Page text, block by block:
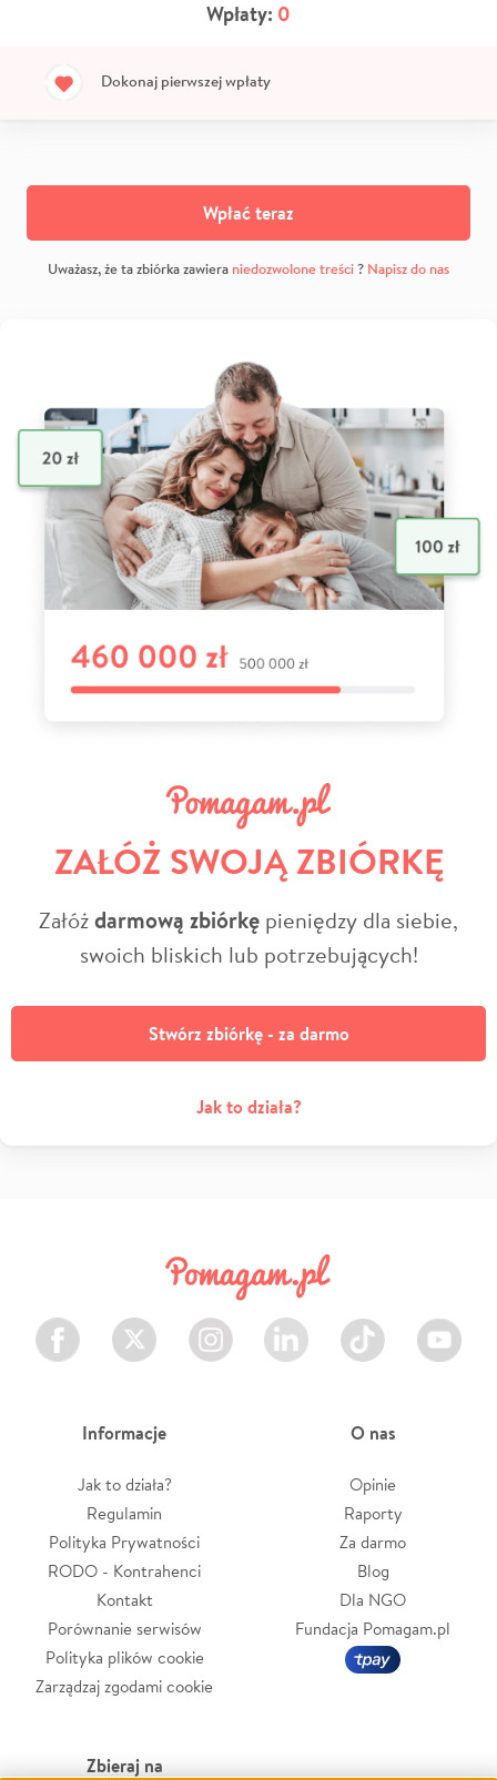
Wpłaty: 0
Dokonaj pierwszej wpłaty
Wpłać teraz
Uważasz, że ta zbiórka zawiera niedozwolone treści? Napisz do nas
ZAŁÓŻ SWOJĄ ZBIÓRKĘ
Załóżdarmową zbiórkę pieniędzy dla siebie,
swoich bliskich lub potrzebujących!
Stwórz zbiórkę - za darmo
Jak to działa?
Facebook Twitter Instagram LinkedIn TikTok Youtube
Informacje
Jak to działa?
Regulamin
Polityka Prywatności
RODO - Kontrahenci
Kontakt
Porównanie serwisów
Polityka plików cookie
Zarządzaj zgodami cookie
O nas
Opinie
Raporty
Za darmo
Blog
Dla NGO
Fundacja Pomagam.pl
Zbieraj na